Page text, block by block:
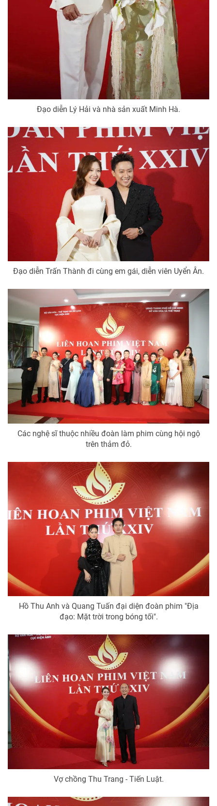
Đạo diễn Lý Hải và nhà sản xuất Minh Hà.
Đạo diễn Trấn Thành đi cùng em gái, diễn viên Uyển Ân.
Các nghệ sĩ thuộc nhiều đoàn làm phim cùng hội ngộ
trên thảm đỏ.
Hồ Thu Anh và Quang Tuấn đại diện đoàn phim "Địa
đạo: Mặt trời trong bóng tối".
Vợ chồng Thu Trang - Tiến Luật.